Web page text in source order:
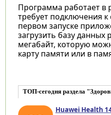
Программа работает
требует подключения
первом запуске
загрузить базу данных
мегабайт, которую
карту памяти или в
ТОП-сегодня раздела
Huawei Health